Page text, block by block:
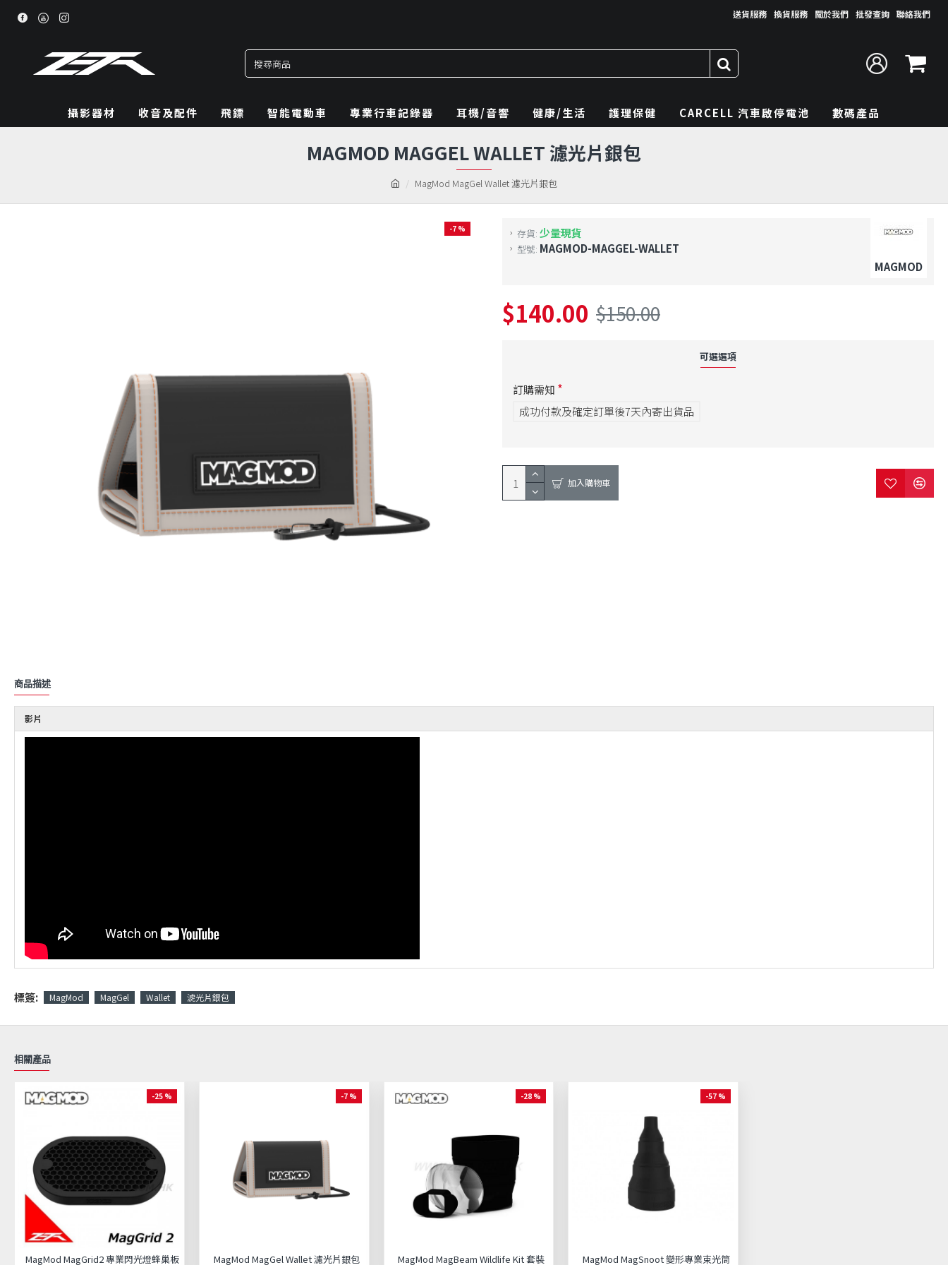
送貨服務 換貨服務 關於我們 批發查詢 聯絡我們
攝影器材 收音及配件 飛鏢 智能電動車 專業行車記錄器 耳機/音響 健康/生活 護理保健 CARCELL 汽車啟停電池 數碼產品
MagMod MagGel Wallet 濾光片銀包
MAGMOD MAGGEL WALLET 濾光片銀包
-7 % 存貨: 少量現貨
型號: MAGMOD-MAGGEL-WALLET
MAGMOD
$140.00 $150.00
可選選項
訂購需知
成功付款及確定訂單後7天內寄出貨品
加入購物車
商品描述
影片
標簽: MagMod MagGel Wallet 淲光片銀包
相關產品
-25 %
MagMod MagGrid2 專業閃光燈蜂巢板
-7 %
MagMod MagGel Wallet 濾光片銀包
-28 %
MagMod MagBeam Wildlife Kit 套裝
-57 %
MagMod MagSnoot 變形專業束光筒